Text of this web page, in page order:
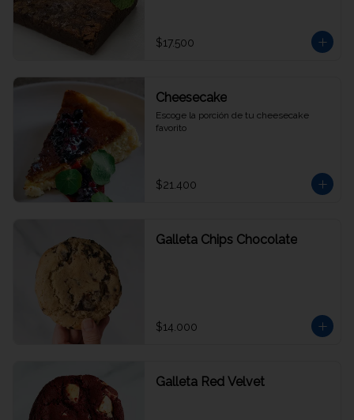
$17.500
Cheesecake
Escoge la porción de tu cheesecake
favorito
$21.400
Galleta Chips Chocolate
$14.000
Galleta Red Velvet